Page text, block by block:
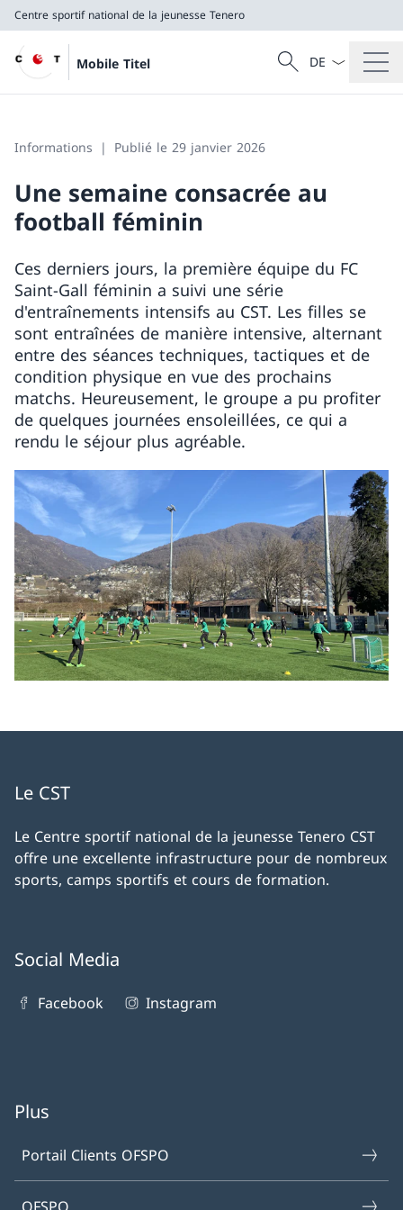
Centre sportif national de la jeunesse Tenero
Mobile Titel
Recherche
Recherche
La langue
Informations Publié le 29 janvier 2026
Une semaine consacrée au
football féminin
Ces derniers jours, la première équipe du FC
Saint-Gall féminin a suivi une série
d'entraînements intensifs au CST. Les filles se
sont entraînées de manière intensive, alternant
entre des séances techniques, tactiques et de
condition physique en vue des prochains
matchs. Heureusement, le groupe a pu profiter
de quelques journées ensoleillées, ce qui a
rendu le séjour plus agréable.
Le CST
Le Centre sportif national de la jeunesse Tenero CST
offre une excellente infrastructure pour de nombreux
sports, camps sportifs et cours de formation.
Social Media
Facebook Instagram
Plus
Portail Clients OFSPO